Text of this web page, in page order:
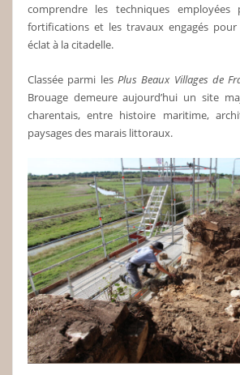
comprendre les techniques employées
fortifications et les travaux engagés
éclat à la citadelle.
Classée parmi les Plus Beaux Villages de
Brouage demeure aujourd’hui un site
charentais, entre histoire maritime,
paysages des marais littoraux.